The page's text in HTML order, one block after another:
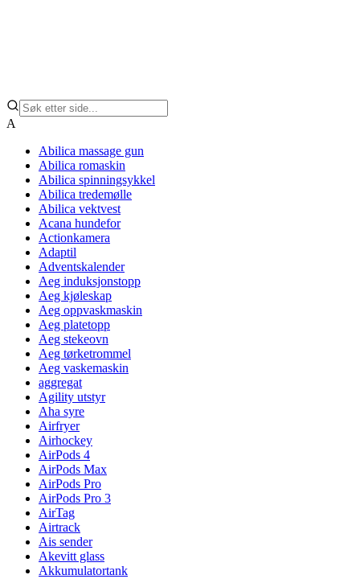
A
Abilica massage gun
Abilica romaskin
Abilica spinningsykkel
Abilica tredemølle
Abilica vektvest
Acana hundefor
Actionkamera
Adaptil
Adventskalender
Aeg induksjonstopp
Aeg kjøleskap
Aeg oppvaskmaskin
Aeg platetopp
Aeg stekeovn
Aeg tørketrommel
Aeg vaskemaskin
aggregat
Agility utstyr
Aha syre
Airfryer
Airhockey
AirPods 4
AirPods Max
AirPods Pro
AirPods Pro 3
AirTag
Airtrack
Ais sender
Akevitt glass
Akkumulatortank